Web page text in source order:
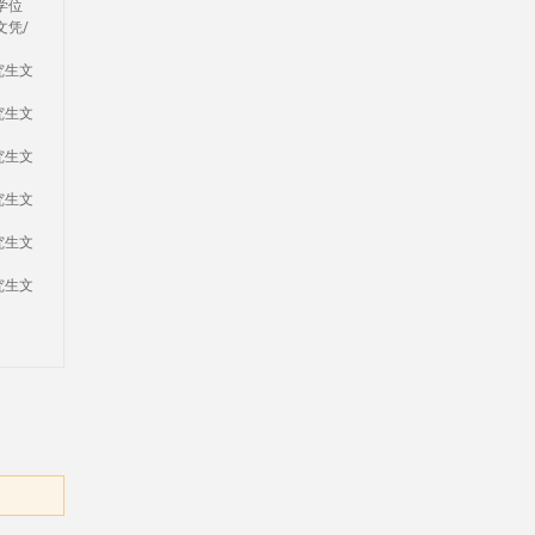
位
凭/
生文
生文
生文
生文
生文
生文